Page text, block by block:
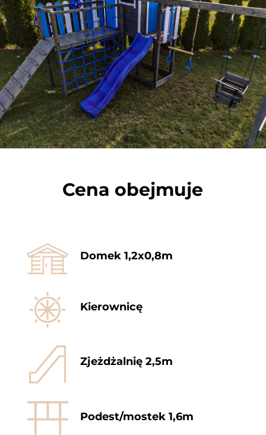
Cena obejmuje
Domek 1,2x0,8m
Kierownicę
Zjeżdżalnię 2,5m
Podest/mostek 1,6m